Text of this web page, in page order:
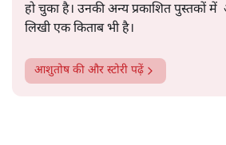
हो चुका है। उनकी अन्य प्रकाशित पुस्तकों में
लिखी एक किताब भी है।
आशुतोषकी और स्टोरी पढ़ें